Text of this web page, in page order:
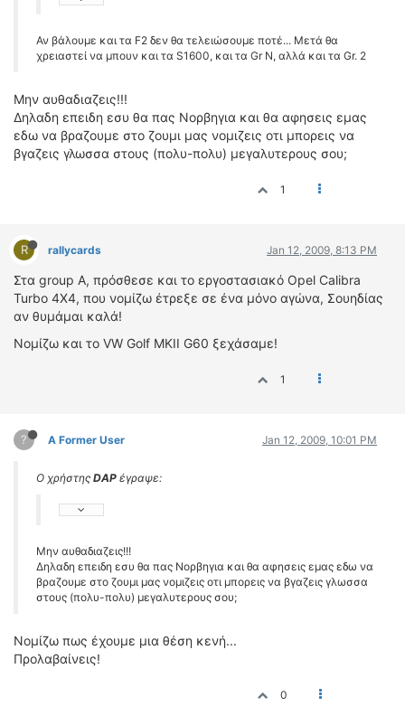
Αν βάλουμε και τα F2 δεν θα τελειώσουμε ποτέ... Μετά θα
χρειαστεί να μπουν και τα S1600, και τα Gr N, αλλά και τα Gr. 2
Μην αυθαδιαζεις!!!
Δηλαδη επειδη εσυ θα πας Νορβηγια και θα αφησεις εμας
εδω να βραζουμε στο ζουμι μας νομιζεις οτι μπορεις να
βγαζεις γλωσσα στους (πολυ-πολυ) μεγαλυτερους σου;
1
R rallycards Jan 12, 2009, 8:13 PM
Στα group A, πρόσθεσε και το εργοστασιακό Opel Calibra
Turbo 4X4, που νομίζω έτρεξε σε ένα μόνο αγώνα, Σουηδίας
αν θυμάμαι καλά!
Νομίζω και το VW Golf MKII G60 ξεχάσαμε!
1
? A Former User Jan 12, 2009, 10:01 PM
Ο χρήστης DAP έγραψε:
Μην αυθαδιαζεις!!!
Δηλαδη επειδη εσυ θα πας Νορβηγια και θα αφησεις εμας εδω να
βραζουμε στο ζουμι μας νομιζεις οτι μπορεις να βγαζεις γλωσσα
στους (πολυ-πολυ) μεγαλυτερους σου;
Νομίζω πως έχουμε μια θέση κενή...
Προλαβαίνεις!
0